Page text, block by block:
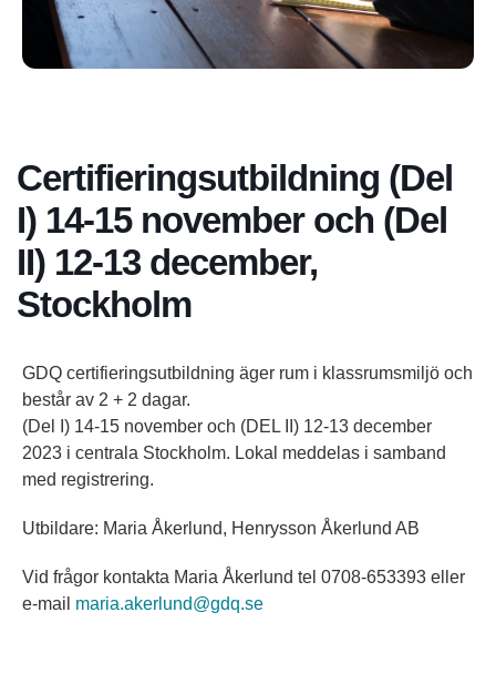
Certifieringsutbildning (Del
I) 14-15 november och (Del
II) 12-13 december,
Stockholm
GDQ certifieringsutbildning äger rum i klassrumsmiljö och
består av 2 + 2 dagar.
(Del I) 14-15 november och (DEL II) 12-13 december
2023 i centrala Stockholm. Lokal meddelas i samband
med registrering.
Utbildare: Maria Åkerlund, Henrysson Åkerlund AB
Vid frågor kontakta Maria Åkerlund tel 0708-653393 eller
e-mail maria.akerlund@gdq.se